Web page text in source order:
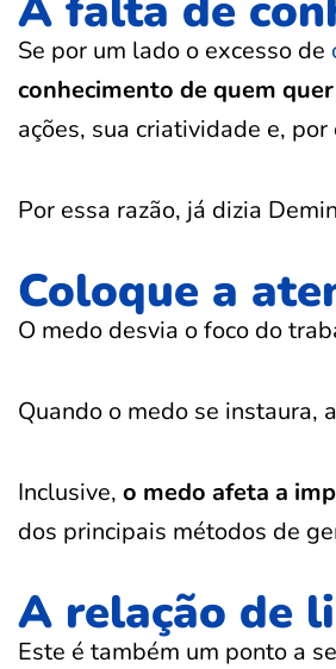
Se por um lado o excesso de
conhecimento de quem
ações, sua criatividade e,
Por essa razão, já dizia
Coloque a
O medo desvia o foco do
Quando o medo se instaura,
Inclusive, o medo afeta a
dos principais métodos de
A relação de
Este é também um ponto a